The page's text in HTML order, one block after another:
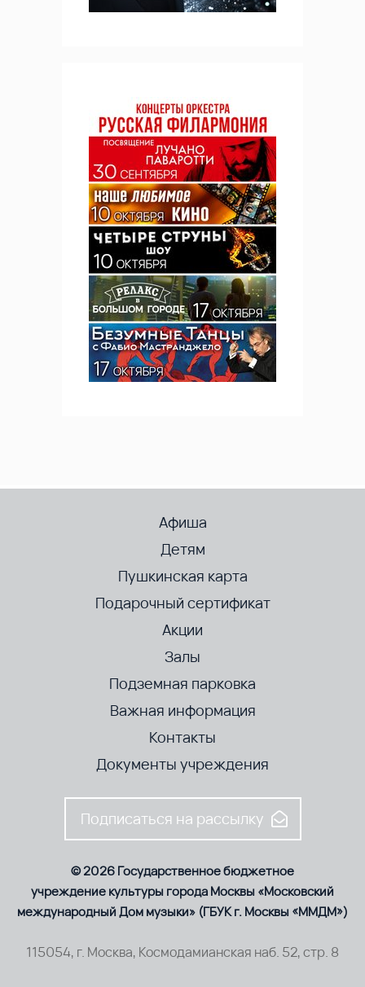
Афиша
Детям
Пушкинская карта
Подарочный сертификат
Акции
Залы
Подземная парковка
Важная информация
Контакты
Документы учреждения
Подписаться на рассылку
© 2026 Государственное бюджетное
учреждение культуры города Москвы «Московский
международный Дом музыки» (ГБУК г. Москвы «ММДМ»)
115054, г. Москва, Космодамианская наб. 52, стр. 8